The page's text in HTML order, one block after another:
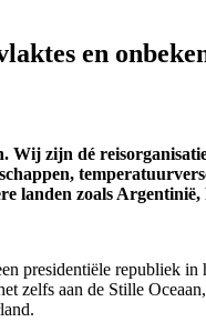
en
Wij zijn dé
landen zoals
presidentiële republiek
zelfs aan de Stille